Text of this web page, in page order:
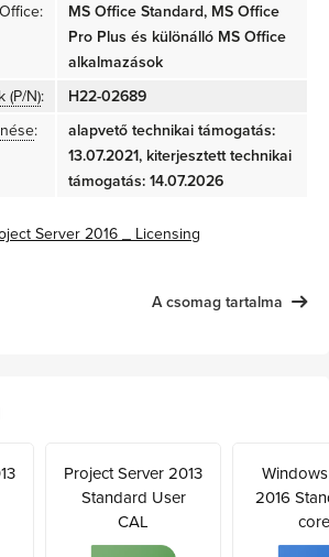
MS Office Standard, MS Office
Pro Plus és különálló MS Office
alkalmazások
(P/N):
H22-02689
:
alapvető technikai támogatás:
13.07.2021, kiterjesztett technikai
támogatás: 14.07.2026
Server 2016 _ Licensing
A csomag tartalma
Project Server 2013
Standard User
CAL
2016